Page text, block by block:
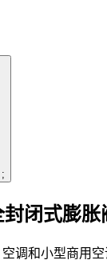
;
闭式膨胀
调和小型商用